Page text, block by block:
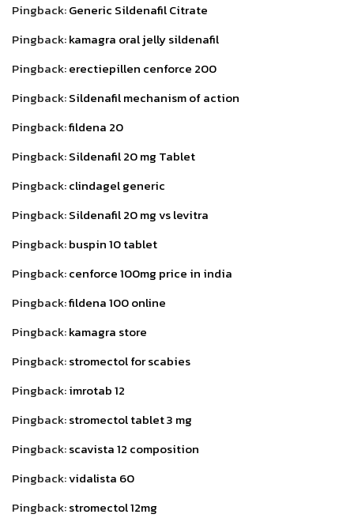
Pingback:Generic Sildenafil Citrate
Pingback:kamagra oral jelly sildenafil
Pingback:erectiepillen cenforce 200
Pingback:Sildenafil mechanism of action
Pingback:fildena 20
Pingback:Sildenafil 20 mg Tablet
Pingback:clindagel generic
Pingback:Sildenafil 20 mg vs levitra
Pingback:buspin 10 tablet
Pingback:cenforce 100mg price in india
Pingback:fildena 100 online
Pingback:kamagra store
Pingback:stromectol for scabies
Pingback:imrotab 12
Pingback:stromectol tablet 3 mg
Pingback:scavista 12 composition
Pingback:vidalista 60
Pingback:stromectol 12mg